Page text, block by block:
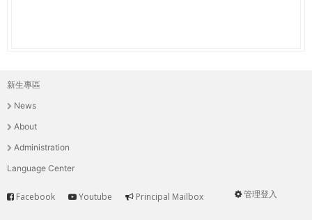
主
選
單
新生專區
News
About
Administration
Language Center
User
管理登入
Service
Facebook Youtube Principal Mailbox